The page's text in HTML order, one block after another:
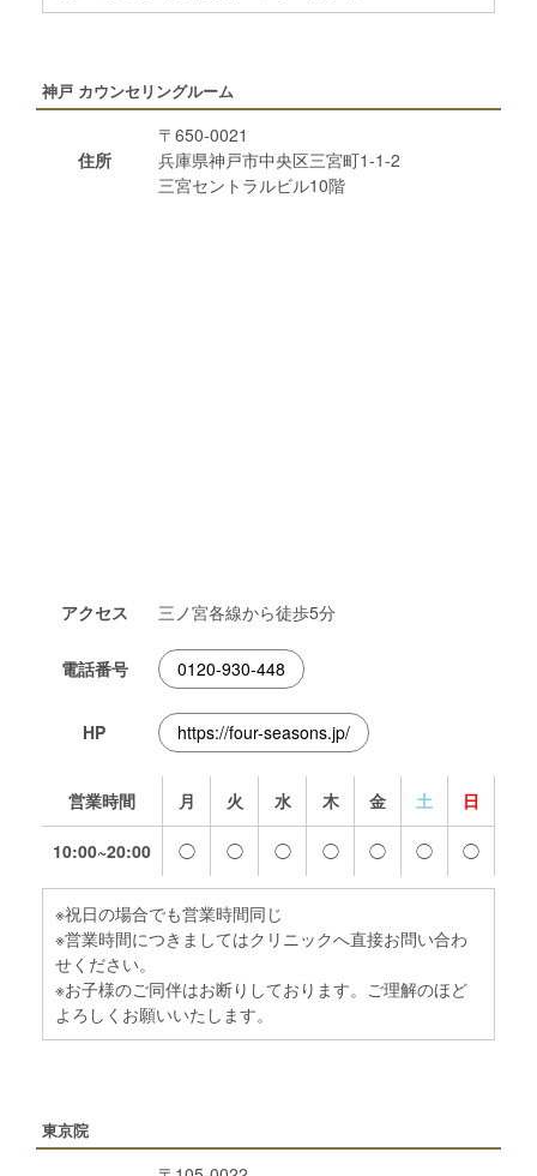
神戸 カウンセリングルーム
住所
〒650-0021
兵庫県神戸市中央区三宮町1-1-2
三宮セントラルビル10階
アクセス 三ノ宮各線から徒歩5分
電話番号 0120-930-448
HP https://four-seasons.jp/
営業時間 月 火 水 木 金 土 日
10:00~20:00 ◯ ◯ ◯ ◯ ◯ ◯ ◯
※祝日の場合でも営業時間同じ
※営業時間につきましてはクリニックへ直接お問い合わ
せください。
※お子様のご同伴はお断りしております。ご理解のほど
よろしくお願いいたします。
東京院